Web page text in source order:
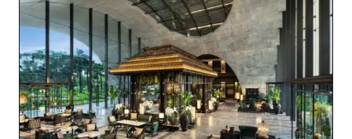
EMPFEHLUNGEN
FÜR
EURE
NÄCHSTE
REISE